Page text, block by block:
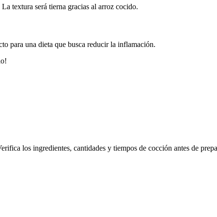
textura será tierna gracias al arroz cocido.
para una dieta que busca reducir la inflamación.
los ingredientes, cantidades y tiempos de cocción antes de